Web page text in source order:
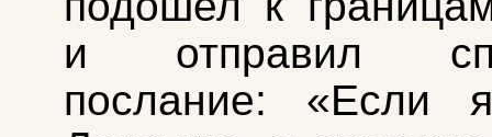
и отправил
послание: «Если